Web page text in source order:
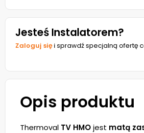
Jesteś Instalatorem?
Zaloguj sięi sprawdź specjalną ofertę
Opis produktu
Thermoval TV HMO jest matą